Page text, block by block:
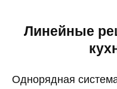
Линейные
Однорядная